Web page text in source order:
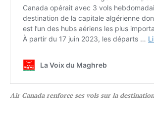
Air Canada renforce ses vols sur la